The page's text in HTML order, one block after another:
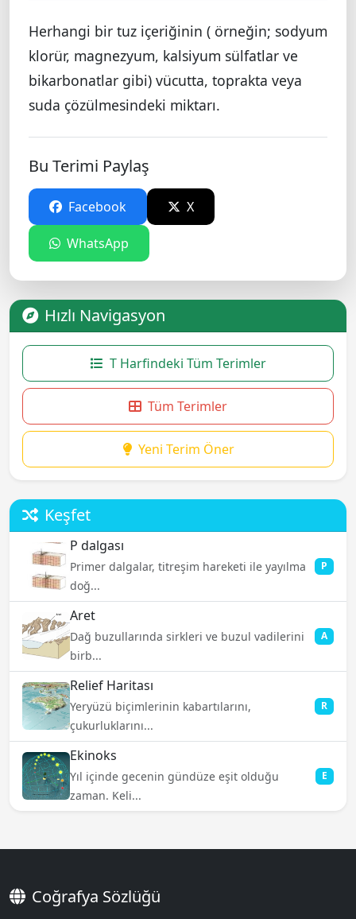
Herhangi bir tuz içeriğinin ( örneğin; sodyum
klorür, magnezyum, kalsiyum sülfatlar ve
bikarbonatlar gibi) vücutta, toprakta veya
suda çözülmesindeki miktarı.
Bu Terimi Paylaş
Facebook X
WhatsApp
Hızlı Navigasyon
T Harfindeki Tüm Terimler
Tüm Terimler
Yeni Terim Öner
Keşfet
P dalgası
Primer dalgalar, titreşim hareketi ile yayılma
doğ...
P
Aret
Dağ buzullarında sirkleri ve buzul vadilerini
birb...
A
Relief Haritası
Yeryüzü biçimlerinin kabartılarını,
çukurluklarını...
R
Ekinoks
Yıl içinde gecenin gündüze eşit olduğu
zaman. Keli...
E
Coğrafya Sözlüğü